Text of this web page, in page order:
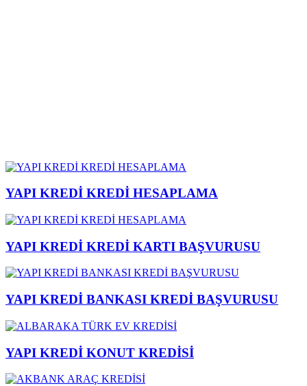
YAPI KREDİ KREDİ HESAPLAMA
YAPI KREDİ KREDİ KARTI BAŞVURUSU
YAPI KREDİ BANKASI KREDİ BAŞVURUSU
YAPI KREDİ KONUT KREDİSİ